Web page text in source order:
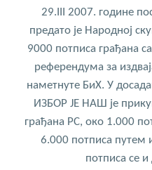
29.III 2007. године
предато је Народној
9000 потписа грађана
референдума за
наметнуте БиХ. У
ИЗБОР ЈЕ НАШ је
грађана РС, око 1.000
6.000 потписа
потписа се